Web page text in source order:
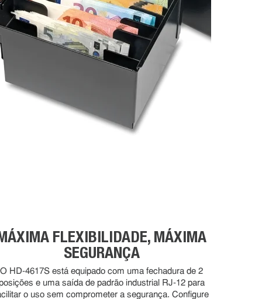
FLEXIBILIDADE, MÁXIMA
SEGURANÇA
O HD-4617S está equipado com uma fechadura de 2
e uma saída de padrão industrial RJ-12 para
o uso sem comprometer a segurança. Configure